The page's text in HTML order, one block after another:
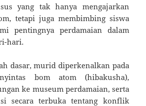
yang tak hanya mengajarkan
tetapi juga membimbing siswa
pentingnya perdamaian dalam
hari.
dasar, murid diperkenalkan pada
bom atom (hibakusha),
ke museum perdamaian, serta
secara terbuka tentang konflik